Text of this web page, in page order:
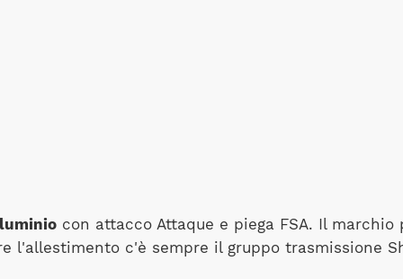
con attacco Attaque e piega FSA. Il
l'allestimento c'è sempre il gruppo trasmissione